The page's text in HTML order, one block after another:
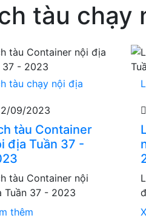
tàu chạy
tàu chạy nội địa
09/2023
tàu Container
địa Tuần 37 -
tàu Container nội
Tuần 37 - 2023
thêm